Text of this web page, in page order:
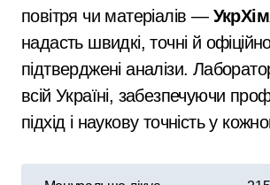
повітря чи матеріалів —
надасть швидкі, точні й
підтверджені аналізи.
всій Україні, забезпечуючи
підхід і наукову точність у